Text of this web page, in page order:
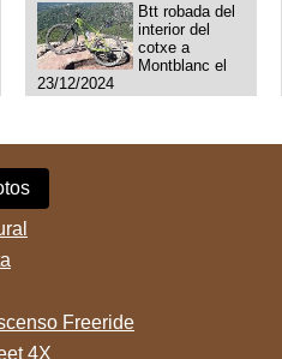
Btt robada del
interior del
cotxe a
Montblanc el
23/12/2024
Freeride
4X